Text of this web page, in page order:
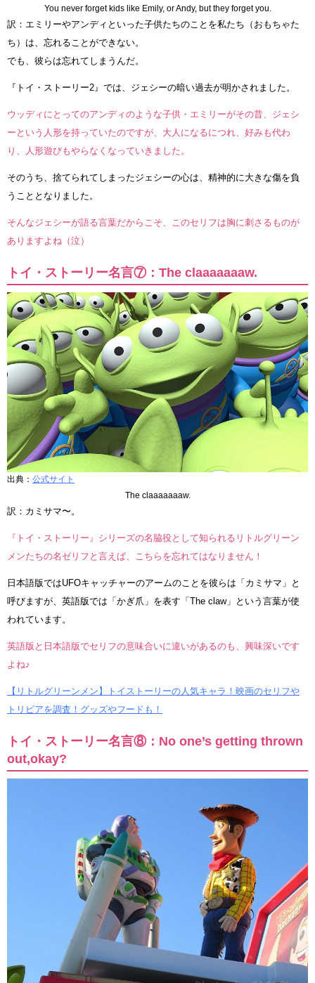
You never forget kids like Emily, or Andy, but they forget you.
訳：エミリーやアンディといった子供たちのことを私たち（おもちゃた
ち）は、忘れることができない。
でも、彼らは忘れてしまうんだ。
『トイ・ストーリー2』では、ジェシーの暗い過去が明かされました。
ウッディにとってのアンディのような子供・エミリーがその昔、ジェシ
ーという人形を持っていたのですが、大人になるにつれ、好みも代わ
り、人形遊びもやらなくなっていきました。
そのうち、捨てられてしまったジェシーの心は、精神的に大きな傷を負
うこととなりました。
そんなジェシーが語る言葉だからこそ、このセリフは胸に刺さるものが
ありますよね（泣）
トイ・ストーリー名言⑦：The claaaaaaaw.
出典： 公式サイト
The claaaaaaaw.
訳：カミサマ〜。
『トイ・ストーリー』シリーズの名脇役として知られるリトルグリーン
メンたちの名ゼリフと言えば、こちらを忘れてはなりません！
日本語版ではUFOキャッチャーのアームのことを彼らは「カミサマ」と
呼びますが、英語版では「かぎ爪」を表す「The claw」という言葉が使
われています。
英語版と日本語版でセリフの意味合いに違いがあるのも、興味深いです
よね♪
【リトルグリーンメン】トイストーリーの人気キャラ！映画のセリフや
トリビアを調査！グッズやフードも！
トイ・ストーリー名言⑧：No one’s getting thrown
out,okay?